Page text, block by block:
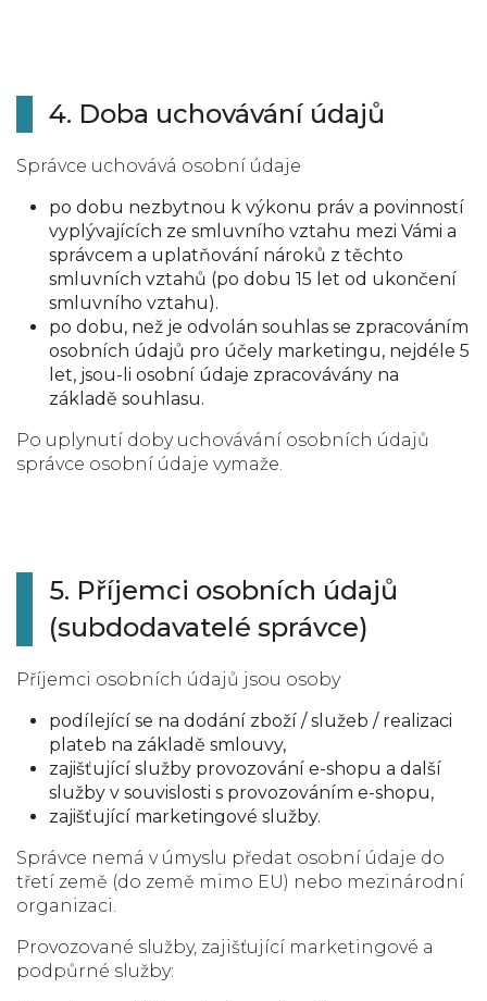
4. Doba uchovávání údajů
Správce uchovává osobní údaje
po dobu nezbytnou k výkonu práv a povinností
vyplývajících ze smluvního vztahu mezi Vámi a
správcem a uplatňování nároků z těchto
smluvních vztahů (po dobu 15 let od ukončení
smluvního vztahu).
po dobu, než je odvolán souhlas se zpracováním
osobních údajů pro účely marketingu, nejdéle 5
let, jsou-li osobní údaje zpracovávány na
základě souhlasu.
Po uplynutí doby uchovávání osobních údajů
správce osobní údaje vymaže.
5. Příjemci osobních údajů
(subdodavatelé správce)
Příjemci osobních údajů jsou osoby
podílející se na dodání zboží / služeb / realizaci
plateb na základě smlouvy,
zajišťující služby provozování e-shopu a další
služby v souvislosti s provozováním e-shopu,
zajišťující marketingové služby.
Správce nemá v úmyslu předat osobní údaje do
třetí země (do země mimo EU) nebo mezinárodní
organizaci.
Provozované služby, zajišťující marketingové a
podpůrné služby: